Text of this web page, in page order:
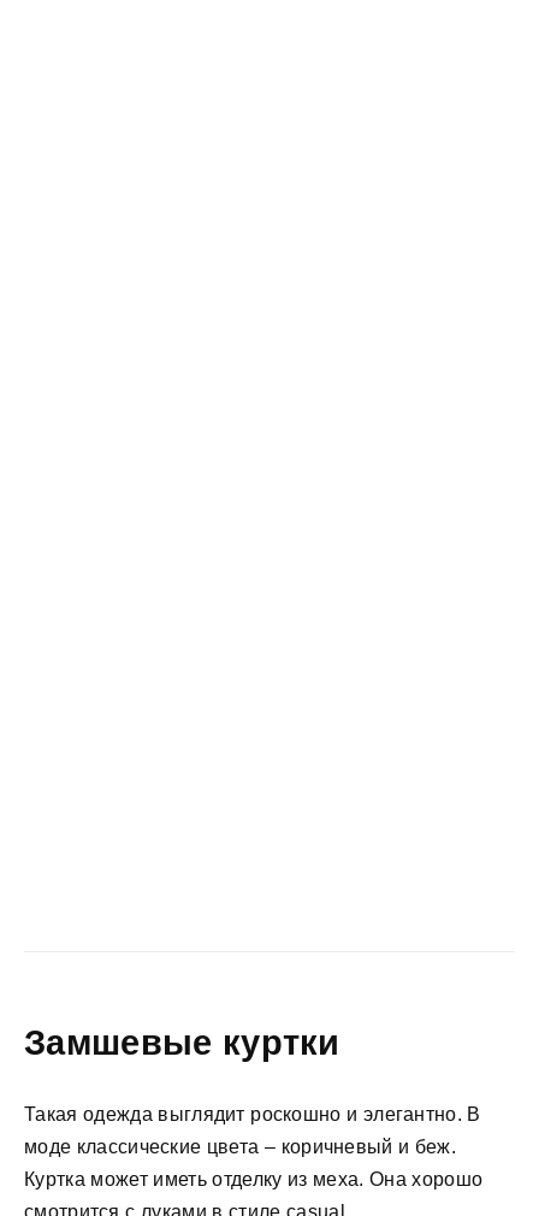
Замшевые куртки
Такая одежда выглядит роскошно и элегантно. В
моде классические цвета – коричневый и беж.
Куртка может иметь отделку из меха. Она хорошо
смотрится с луками в стиле casual.